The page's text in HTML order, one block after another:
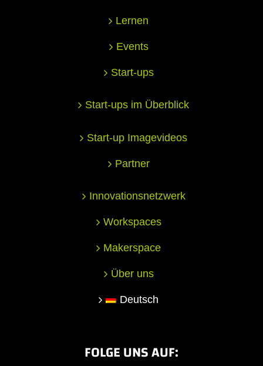
Lernen
Events
Start-ups
Start-ups im Überblick
Start-up Imagevideos
Partner
Innovationsnetzwerk
Workspaces
Makerspace
Über uns
Deutsch
FOLGE UNS AUF: